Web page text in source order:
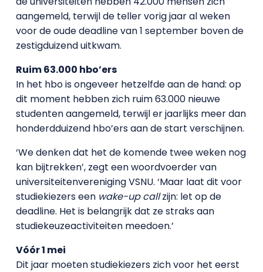
aangemeld, terwijl de teller vorig jaar al weken
voor de oude deadline van 1 september boven de
zestigduizend uitkwam.
Ruim 63.000 hbo’ers
In het hbo is ongeveer hetzelfde aan de hand: op
dit moment hebben zich ruim 63.000 nieuwe
studenten aangemeld, terwijl er jaarlijks meer dan
honderdduizend hbo’ers aan de start verschijnen.
‘We denken dat het de komende twee weken nog
kan bijtrekken’, zegt een woordvoerder van
universiteitenvereniging VSNU. ‘Maar laat dit voor
studiekiezers een wake-up callzijn: let op de
deadline. Het is belangrijk dat ze straks aan
studiekeuzeactiviteiten meedoen.’
Vóór 1 mei
Dit jaar moeten studiekiezers zich voor het eerst